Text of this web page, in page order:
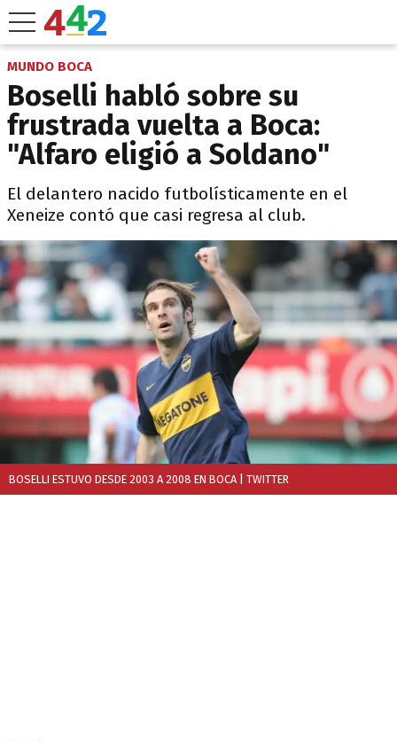
MUNDO BOCA
Boselli habló sobre su
frustrada vuelta a Boca:
"Alfaro eligió a Soldano"
El delantero nacido futbolísticamente en el
Xeneize contó que casi regresa al club.
BOSELLI ESTUVO DESDE 2003 A 2008 EN BOCA | TWITTER